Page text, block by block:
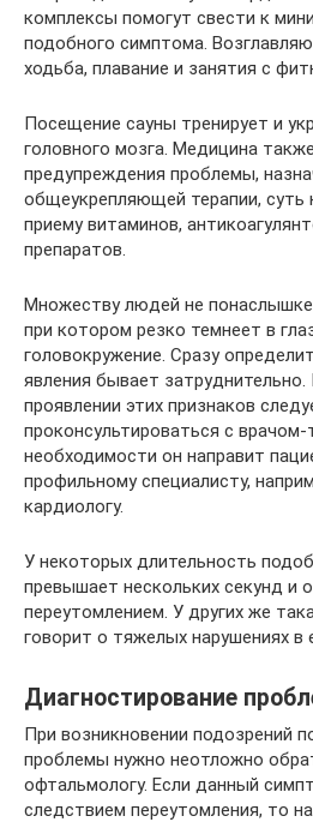
комплексы помогут свести к
подобного симптома.
ходьба, плавание и занятия с
Посещение сауны тренирует и
головного мозга. Медицина
предупреждения проблемы,
общеукрепляющей терапии, суть
приему витаминов,
препаратов.
Множеству людей не понаслышке
при котором резко темнеет в
головокружение. Сразу
явления бывает
проявлении этих признаков
проконсультироваться с врачом-
необходимости он направит
профильному специалисту,
кардиологу.
У некоторых длительность
превышает нескольких секунд и
переутомлением. У других же
говорит о тяжелых нарушениях в
Диагностирование
При возникновении подозрений
проблемы нужно неотложно
офтальмологу. Если данный
следствием переутомления, то